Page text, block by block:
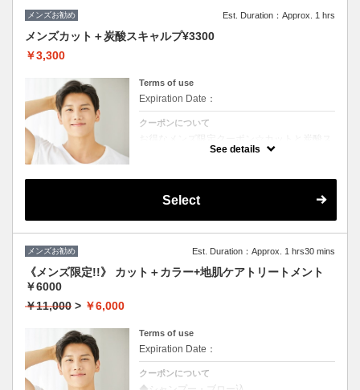
メンズお勧め Est. Duration：Approx. 1 hrs
メンズカット＋炭酸スキャルプ¥3300
￥3,300
Terms of use
Expiration Date：
クーポンについて
See details
Select
メンズお勧め Est. Duration：Approx. 1 hrs30 mins
《メンズ限定!!》 カット＋カラー+地肌ケアトリートメント
￥6000
￥11,000 > ￥6,000
Terms of use
Expiration Date：
クーポンについて